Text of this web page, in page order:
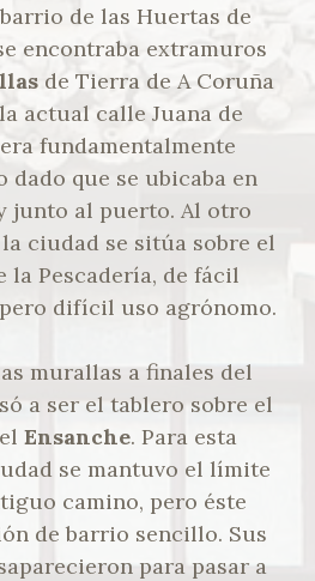
de las Huertas de
encontraba extramuros
de Tierra de A Coruña
actual calle Juana de
fundamentalmente
que se ubicaba en
junto al puerto. Al otro
ciudad se sitúa sobre el
la Pescadería, de fácil
difícil uso agrónomo.
murallas a finales del
a ser el tablero sobre el
Ensanche. Para esta
se mantuvo el límite
camino, pero éste
de barrio sencillo. Sus
para pasar a